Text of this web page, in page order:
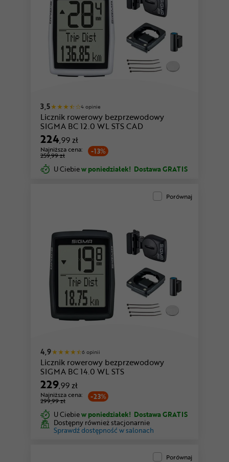
3,5 4 opinie
Licznik rowerowy bezprzewodowy
SIGMA BC 12.0 WL STS CAD
224,99 zł
-13%
Najniższa cena:
259,99 zł
U Ciebiew poniedziałek! Dostawa GRATIS
Porównaj
4,9 6 opinii
Licznik rowerowy bezprzewodowy
SIGMA BC 14.0 WL STS
229,99 zł
-23%
Najniższa cena:
299,99 zł
U Ciebiew poniedziałek! Dostawa GRATIS
Dostępny również stacjonarnie
Sprawdź dostępność w salonach
Porównaj